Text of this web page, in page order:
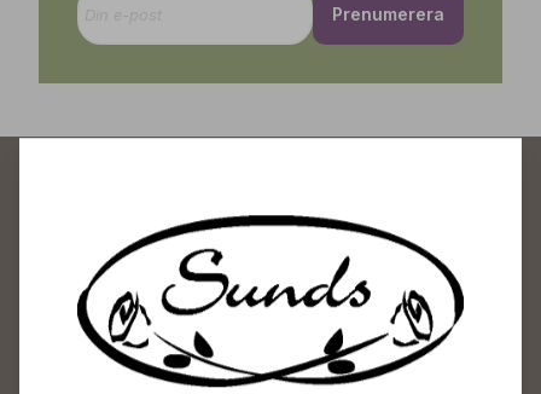
Prenumerera
Sunds Trädgårdscenter